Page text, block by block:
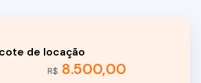
R$ 8.500,00